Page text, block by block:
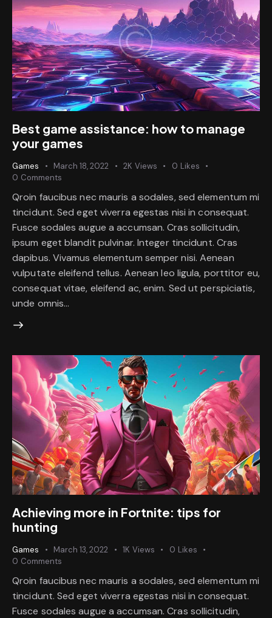
Best game assistance: how to manage
your games
Games March 18, 2022 2K Views 0 Likes
0 Comments
Qroin faucibus nec mauris a sodales, sed elementum mi
tincidunt. Sed eget viverra egestas nisi in consequat.
Fusce sodales augue a accumsan. Cras sollicitudin,
ipsum eget blandit pulvinar. Integer tincidunt. Cras
dapibus. Vivamus elementum semper nisi. Aenean
vulputate eleifend tellus. Aenean leo ligula, porttitor eu,
consequat vitae, eleifend ac, enim. Sed ut perspiciatis,
unde omnis…
Achieving more in Fortnite: tips for
hunting
Games March 13, 2022 1K Views 0 Likes
0 Comments
Qroin faucibus nec mauris a sodales, sed elementum mi
tincidunt. Sed eget viverra egestas nisi in consequat.
Fusce sodales augue a accumsan. Cras sollicitudin,